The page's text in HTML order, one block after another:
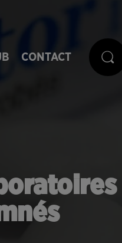
CONTACT